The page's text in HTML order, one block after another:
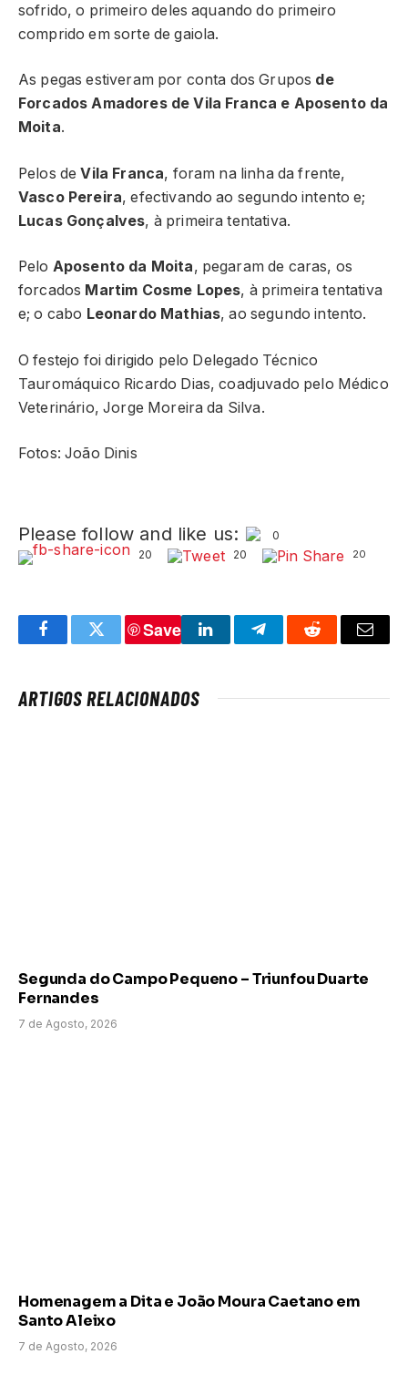
sofrido, o primeiro deles aquando do primeiro
comprido em sorte de gaiola.
As pegas estiveram por conta dos Grupos de
Forcados Amadores de Vila Franca e Aposento da
Moita.
Pelos deVila Franca, foram na linha da frente,
Vasco Pereira, efectivando ao segundo intento e;
Lucas Gonçalves, à primeira tentativa.
Pelo Aposento da Moita, pegaram de caras, os
forcados Martim Cosme Lopes, à primeira tentativa
e; o cabo Leonardo Mathias, ao segundo intento.
O festejo foi dirigido pelo Delegado Técnico
Tauromáquico Ricardo Dias, coadjuvado pelo Médico
Veterinário, Jorge Moreira da Silva.
Fotos: João Dinis
Please follow and like us:
0
20
20 20
FacebookTwitter
Save
LinkedInTelegramReddit Email
ARTIGOS RELACIONADOS
Segunda do Campo Pequeno – Triunfou Duarte
Fernandes
7 de Agosto, 2026
Homenagem a Dita e João Moura Caetano em
Santo Aleixo
7 de Agosto, 2026